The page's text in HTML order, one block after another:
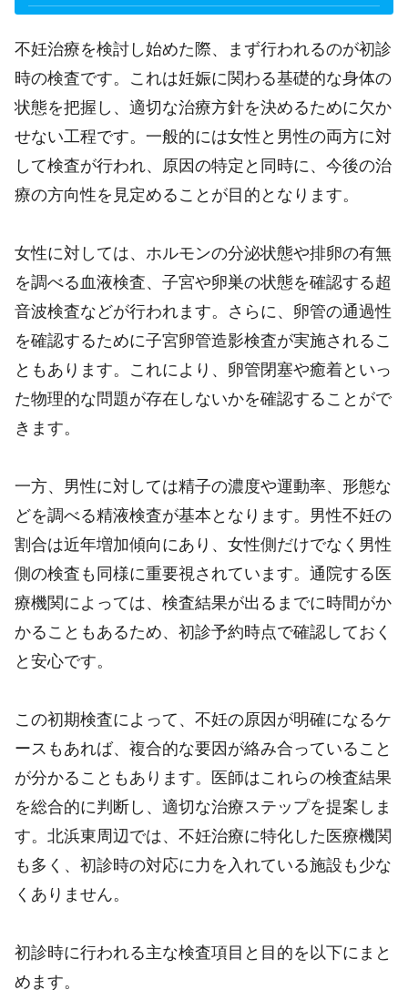
不妊治療を検討し始めた際、まず行われるのが初診
時の検査です。これは妊娠に関わる基礎的な身体の
状態を把握し、適切な治療方針を決めるために欠か
せない工程です。一般的には女性と男性の両方に対
して検査が行われ、原因の特定と同時に、今後の治
療の方向性を見定めることが目的となります。
女性に対しては、ホルモンの分泌状態や排卵の有無
を調べる血液検査、子宮や卵巣の状態を確認する超
音波検査などが行われます。さらに、卵管の通過性
を確認するために子宮卵管造影検査が実施されるこ
ともあります。これにより、卵管閉塞や癒着といっ
た物理的な問題が存在しないかを確認することがで
きます。
一方、男性に対しては精子の濃度や運動率、形態な
どを調べる精液検査が基本となります。男性不妊の
割合は近年増加傾向にあり、女性側だけでなく男性
側の検査も同様に重要視されています。通院する医
療機関によっては、検査結果が出るまでに時間がか
かることもあるため、初診予約時点で確認しておく
と安心です。
この初期検査によって、不妊の原因が明確になるケ
ースもあれば、複合的な要因が絡み合っていること
が分かることもあります。医師はこれらの検査結果
を総合的に判断し、適切な治療ステップを提案しま
す。北浜東周辺では、不妊治療に特化した医療機関
も多く、初診時の対応に力を入れている施設も少な
くありません。
初診時に行われる主な検査項目と目的を以下にまと
めます。